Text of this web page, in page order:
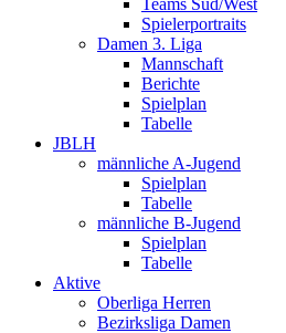
Teams Süd/West
Spielerportraits
Damen 3. Liga
Mannschaft
Berichte
Spielplan
Tabelle
JBLH
männliche A-Jugend
Spielplan
Tabelle
männliche B-Jugend
Spielplan
Tabelle
Aktive
Oberliga Herren
Bezirksliga Damen